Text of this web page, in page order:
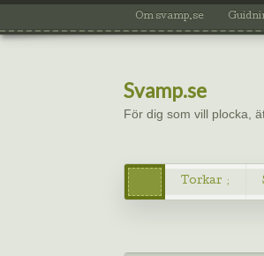
Om svamp.se
Svamp.se
För dig som vill plocka,
Torkar